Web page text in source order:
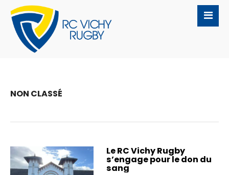
NON CLASSÉ
Le RC Vichy Rugby
s’engage pour le don du
sang